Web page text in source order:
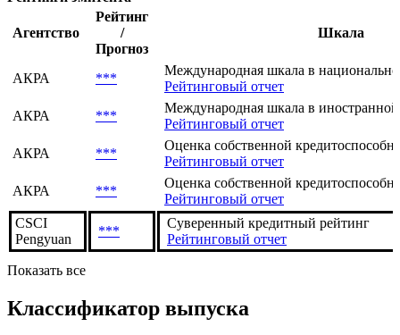
Агентство
Рейтинг
/
Прогноз
Шкала
АКРА ***
Международная шкала в
Рейтинговый отчет
АКРА
***
Международная шкала в
Рейтинговый отчет
АКРА
***
Оценка собственной
Рейтинговый отчет
АКРА
***
Оценка собственной
Рейтинговый отчет
CSCI
Pengyuan
***
Суверенный кредитный рейтинг
Рейтинговый отчет
Показать все
Классификатор выпуска